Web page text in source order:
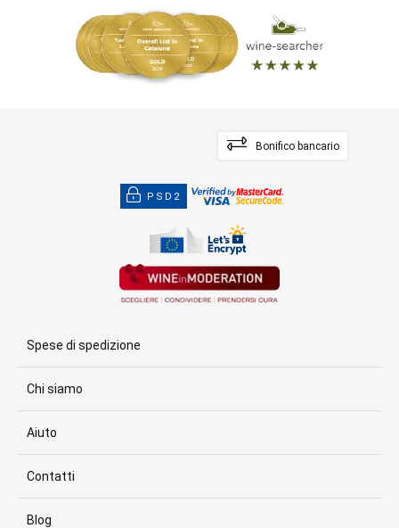
Bonifico bancario
PSD2
Spese di spedizione
Chi siamo
Aiuto
Contatti
Blog